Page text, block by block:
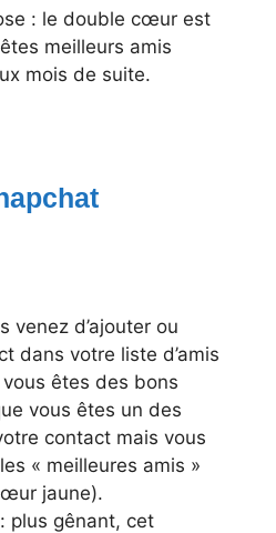
: le double cœur est
meilleurs amis
mois de suite.
venez d’ajouter ou
dans votre liste d’amis
vous êtes des bons
vous êtes un des
contact mais vous
« meilleures amis »
jaune).
: plus gênant, cet